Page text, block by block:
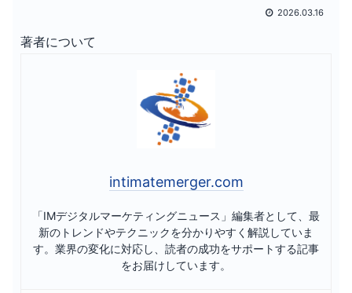
2026.03.16
著者について
intimatemerger.com
「IMデジタルマーケティングニュース」編集者として、最
新のトレンドやテクニックを分かりやすく解説していま
す。業界の変化に対応し、読者の成功をサポートする記事
をお届けしています。